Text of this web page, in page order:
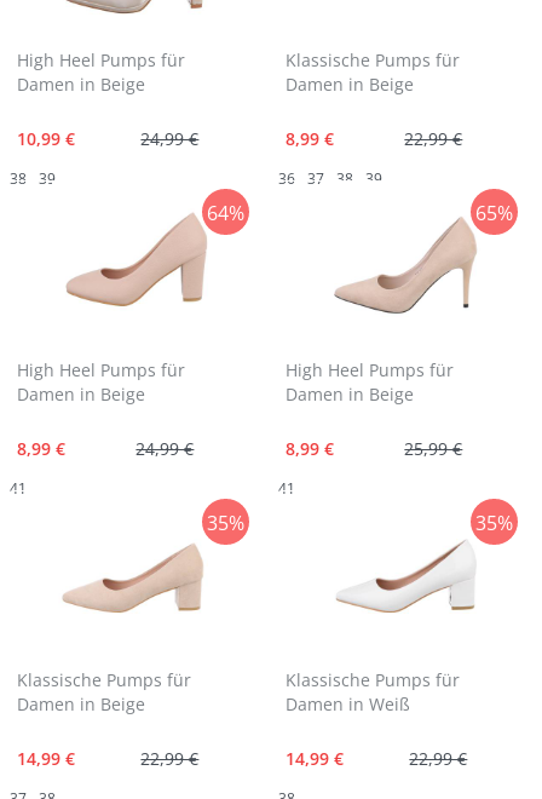
High Heel Pumps für
Damen in Beige
24,99 €
10,99 €
38 39
Klassische Pumps für
Damen in Beige
22,99 €
8,99 €
36 37 38 39
64%
High Heel Pumps für
Damen in Beige
24,99 €
8,99 €
41
65%
High Heel Pumps für
Damen in Beige
25,99 €
8,99 €
41
35%
Klassische Pumps für
Damen in Beige
22,99 €
14,99 €
35%
Klassische Pumps für
Damen in Weiß
22,99 €
14,99 €